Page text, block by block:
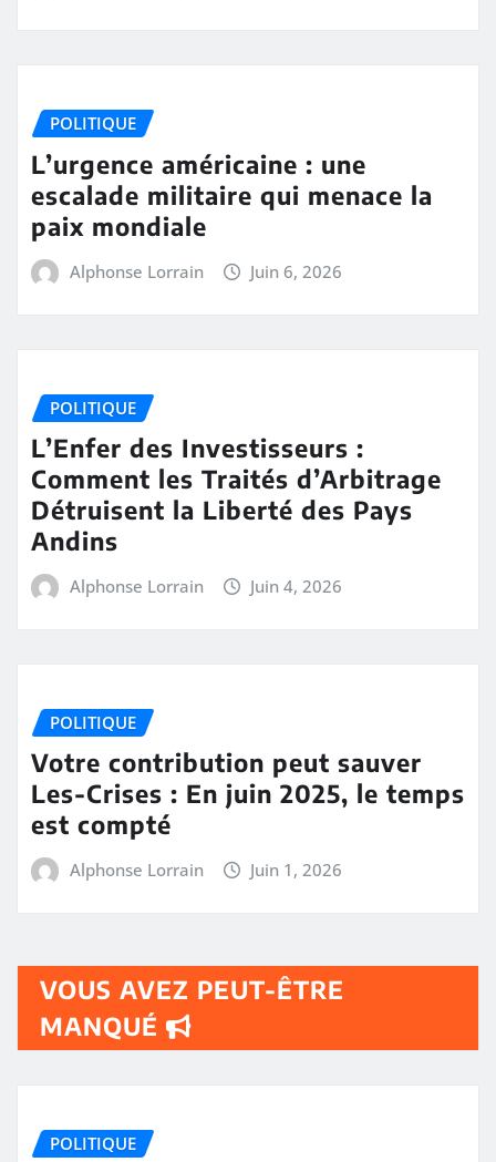
POLITIQUE
L’urgence américaine : une
escalade militaire qui menace la
paix mondiale
Alphonse Lorrain Juin 6, 2026
POLITIQUE
L’Enfer des Investisseurs :
Comment les Traités d’Arbitrage
Détruisent la Liberté des Pays
Andins
Alphonse Lorrain Juin 4, 2026
POLITIQUE
Votre contribution peut sauver
Les-Crises : En juin 2025, le temps
est compté
Alphonse Lorrain Juin 1, 2026
VOUS AVEZ PEUT-ÊTRE
MANQUÉ
POLITIQUE